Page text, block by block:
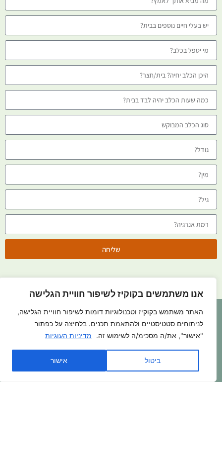
אנו משתמשים בקוקיז לשיפור חוויית הגלישה
האתר משתמש בקוקיז וטכנולוגיות דומות לשיפור חוויית הגלישה,
לניתוחים סטטיסטיים ולהתאמת תכנים. בלחיצה על כפתור
"אישור", את/ה מסכימ/ה לשימוש זה.
מדיניות העוגיות
ביטול אישור
שליחה
הרצליה ונתניה אוהבות חיות -7349כלבים וחתולים
אומצו עד כה
פניה בוואטסאפ >>>